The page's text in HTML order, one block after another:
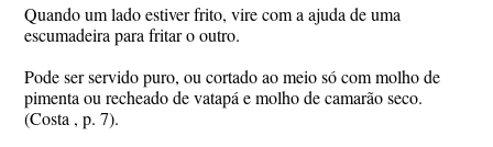
Quando um lado estiver frito, vire com a ajuda de uma
escumadeira para fritar o outro.
Pode ser servido puro, ou cortado ao meio só com molho de
pimenta ou recheado de vatapá e molho de camarão seco.
(Costa , p. 7).